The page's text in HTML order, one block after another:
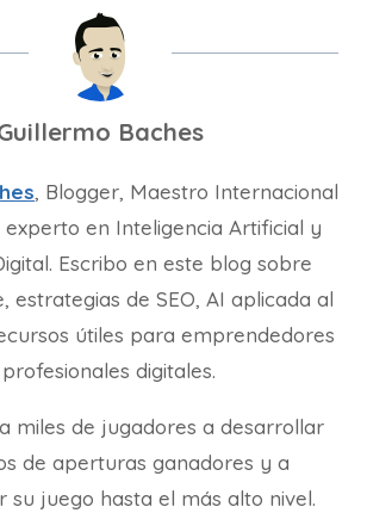
Baches
, Blogger, Maestro Internacional
en Inteligencia Artificial y
Escribo en este blog sobre
estrategias de SEO, AI aplicada al
útiles para emprendedores
digitales.
miles de jugadores a desarrollar
de aperturas ganadores y a
su juego hasta el más alto nivel.